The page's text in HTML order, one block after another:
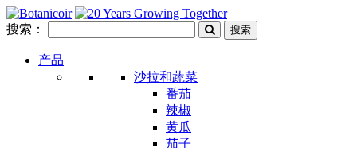
搜索：
产品
沙拉和蔬菜
番茄
辣椒
黄瓜
茄子